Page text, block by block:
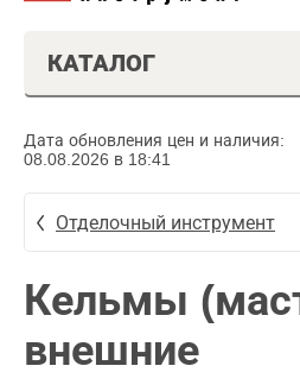
КАТАЛОГ
Дата обновления цен и наличия:
08.08.2026 в 18:41
Отделочный инструмент
Кельмы
внешние